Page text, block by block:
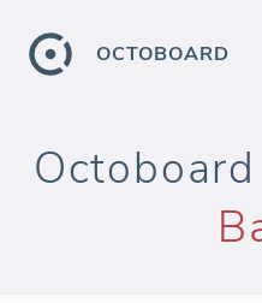
OCTOBOARD
Octoboard